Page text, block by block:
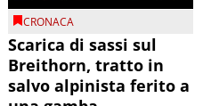
CRONACA
Scarica di sassi sul
Breithorn, tratto in
salvo alpinista ferito a